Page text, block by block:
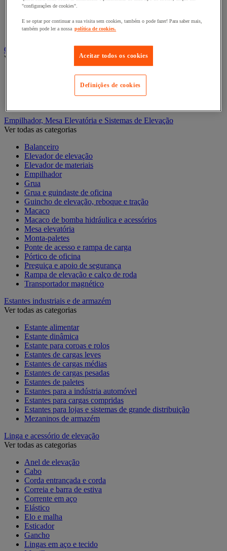
Carros com espaldar fixo e taipal
Reboque industrial
Serviço e Manipulação
Contentor móvel gradeado
Ver todas as categorias
Acessórios para contentor móvel
Contentor móvel de segurança
Contentor móvel encaixável
Empilhador, Mesa Elevatória e Sistemas de Elevação
Ver todas as categorias
Balanceiro
Elevador de elevação
Elevador de materiais
Empilhador
Grua
Grua e guindaste de oficina
Guincho de elevação, reboque e tração
Macaco
Macaco de bomba hidráulica e acessórios
Mesa elevatória
Monta-paletes
Ponte de acesso e rampa de carga
Pórtico de oficina
Preguiça e apoio de segurança
Rampa de elevação e calço de roda
Transportador magnético
Estantes industriais e de armazém
Ver todas as categorias
Estante alimentar
Estante dinâmica
Estante para coroas e rolos
Estantes de cargas leves
Estantes de cargas médias
Estantes de cargas pesadas
Estantes de paletes
Estantes para a indústria automóvel
Estantes para cargas compridas
Estantes para lojas e sistemas de grande distribuição
Mezaninos de armazém
Linga e acessório de elevação
Ver todas as categorias
Anel de elevação
Cabo
Corda entrançada e corda
Correia e barra de estiva
Corrente em aço
Elástico
Elo e malha
Esticador
Gancho
Lingas em aço e tecido
"configurações de cookies".
E se optar por continuar a sua visita sem cookies, também o pode fazer! Para saber mais,
também pode ler a nossa política de cookies.
Aceitar todos os cookies
Definições de cookies